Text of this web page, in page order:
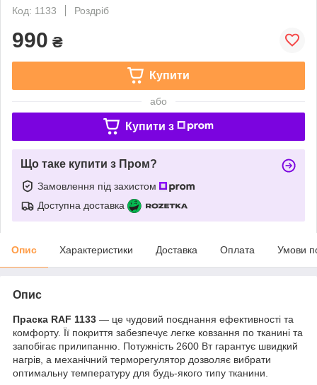
Код: 1133
Роздріб
990 ₴
Купити
або
Купити з
Що таке купити з Пром?
Замовлення під захистом
Доступна доставка
Опис Характеристики Доставка Оплата Умови
Опис
Праска RAF 1133 — це чудовий поєднання ефективності та
комфорту. Її покриття забезпечує легке ковзання по тканині та
запобігає прилипанню. Потужність 2600 Вт гарантує швидкий
нагрів, а механічний терморегулятор дозволяє вибрати
оптимальну температуру для будь-якого типу тканини.